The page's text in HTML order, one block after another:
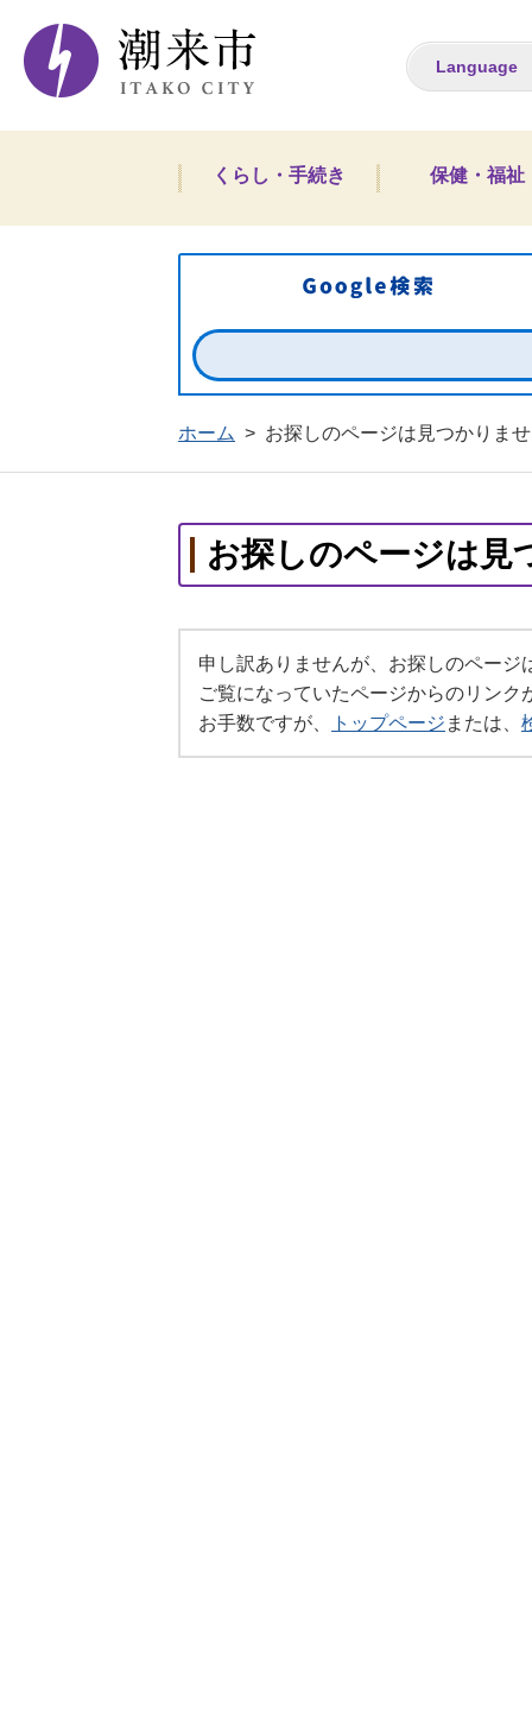
潮来市ホームペー
Language
くらし・手続き 保健・福祉
ホーム > お探しのページは見つかりま
お探しのページは見
申し訳ありませんが、お探しのページ
ご覧になっていたページからのリン
お手数ですが、
トップページ または、